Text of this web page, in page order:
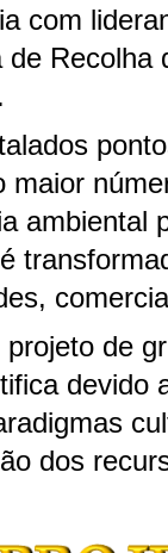
com
de Recolha
maior
ambiental
projeto de
devido
dos